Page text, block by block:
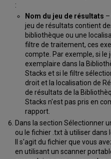
:
Nom du jeu de résultats
jeu de résultats contient
bibliothèque ou une
filtre de traitement, ces
compte. Par exemple, si
exemplaire dans la
Stacks et si le filtre
droit et la localisation de
de résultats de la
Stacks n'est pas pris en
rapport.
Dans la section Sélectionner
ou le fichier .txt à utiliser
Il s'agit du fichier que vous
en utilisant un scanner